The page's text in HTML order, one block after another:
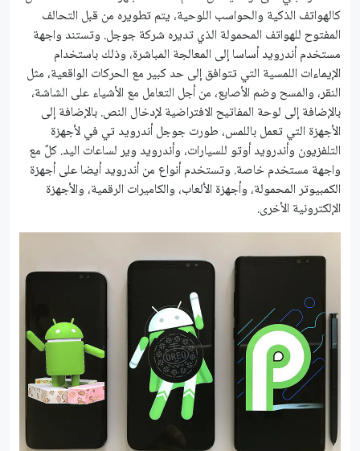
كالهواتف الذكية والحواسب اللوحية، يتم تطويره من قبل التحالف
المفتوح للهواتف المحمولة الذي تديره شركة جوجل. وتستند واجهة
مستخدم أندرويد أساسا إلى المعالجة المباشرة، وذلك باستخدام
الإيماءات اللمسية التي تتوافق إلى حد كبير مع الحركات الواقعية، مثل
النقر، والمسح وضم الأصابع، من أجل التعامل مع الأشياء على الشاشة،
بالإضافة إلى لوحة المفاتيح الافتراضية لإدخال النص. بالإضافة إلى
الأجهزة التي تعمل باللمس، طورت جوجل أندرويد تي في لأجهزة
التلفزيون وأندرويد أوتو للسيارات، وأندرويد وير لساعات اليد. كلٌ مع
واجهة مستخدم خاصة. وتستخدم أنواع من أندرويد أيضا على أجهزة
الكمبيوتر المحمولة، وأجهزة الألعاب، والكاميرات الرقمية، والأجهزة
الإلكترونية الأخرى.